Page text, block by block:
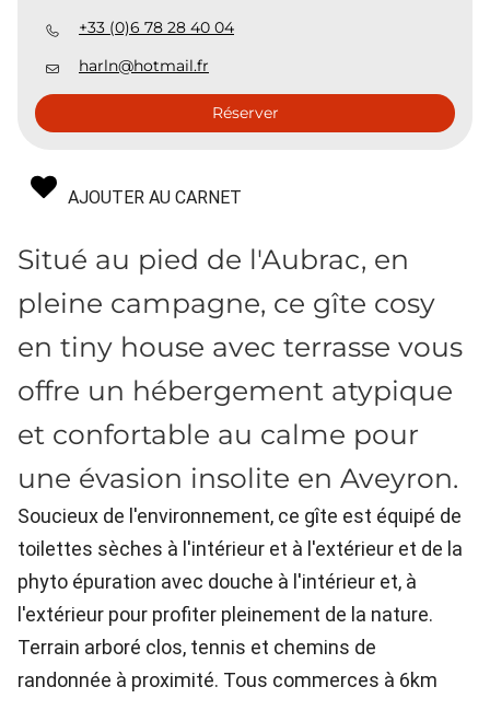
+33 (0)6 78 28 40 04
harln@hotmail.fr
Réserver
AJOUTER AU CARNET
Situé au pied de l'Aubrac, en
pleine campagne, ce gîte cosy
en tiny house avec terrasse vous
offre un hébergement atypique
et confortable au calme pour
une évasion insolite en Aveyron.
Soucieux de l'environnement, ce gîte est équipé de
toilettes sèches à l'intérieur et à l'extérieur et de la
phyto épuration avec douche à l'intérieur et, à
l'extérieur pour profiter pleinement de la nature.
Terrain arboré clos, tennis et chemins de
randonnée à proximité. Tous commerces à 6km